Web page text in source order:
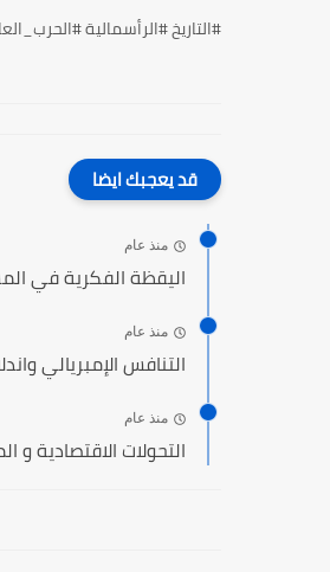
#التاريخ #الرأسمالية
قد يعجبك ايضا
منذ عام
اليقظة الفكرية في
منذ عام
التنافس الإمبريالي
منذ عام
التحولات الاقتصادية و